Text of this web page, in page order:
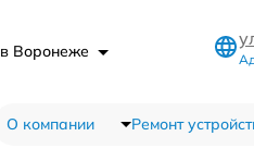
в Воронеже
О компании Ремонт